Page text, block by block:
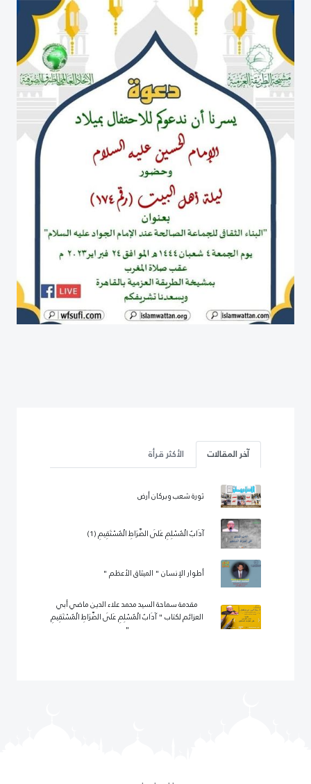
آخر المقالات الأكثر قرأة
ثورة شعب وبركان أرض
آدَابُ الْمُسْلِمِ عَلَى الصِّرَاطِ الْمُسْتَقِيمِ (1)
أطوار الإنسان " الميثاق الأعظم "
مقدمة سماحة السيد محمد علاء الدين ماضي أبي
العزائم لكتاب " آدَابُ الْمُسْلِمِ عَلَى الصِّرَاطِ الْمُسْتَقِيمِ
"